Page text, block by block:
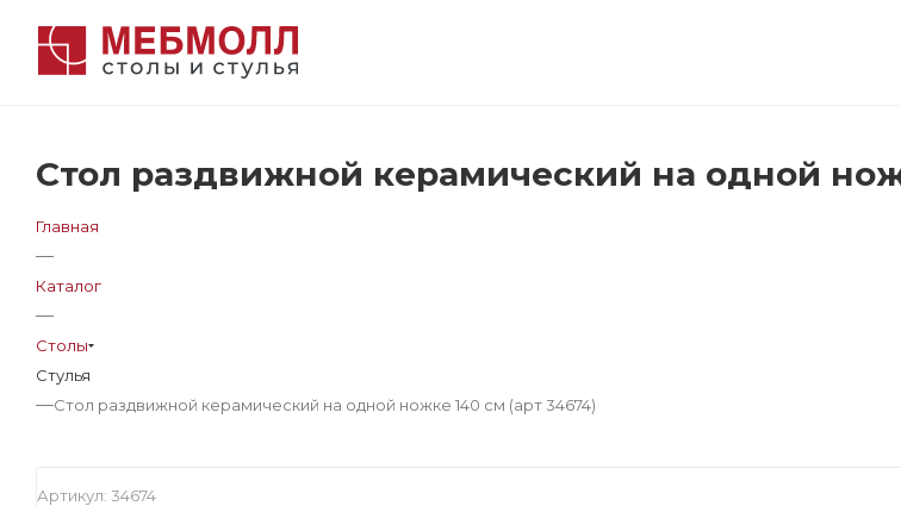
Стол раздвижной керамический на одной
Главная
—
Каталог
—
Столы
Стулья
—Стол раздвижной керамический на одной ножке 140 см (арт 34674)
Артикул: 34674